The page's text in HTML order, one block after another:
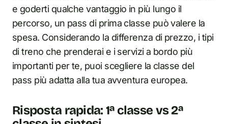
e goderti qualche vantaggio in più lungo il
percorso, un pass di prima classe può valere la
spesa. Considerando la differenza di prezzo, i tipi
di treno che prenderai e i servizi a bordo più
importanti per te, puoi scegliere la classe del
pass più adatta alla tua avventura europea.
Risposta rapida: 1ª classe vs 2ª